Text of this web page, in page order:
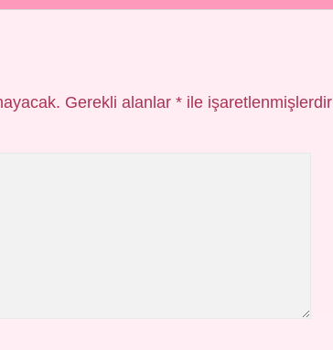
Gerekli alanlar *ile işaretlenmişlerdir